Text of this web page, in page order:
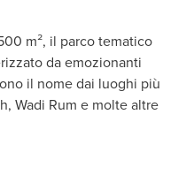
m², il parco tematico
da emozionanti
il nome dai luoghi più
Wadi Rum e molte altre